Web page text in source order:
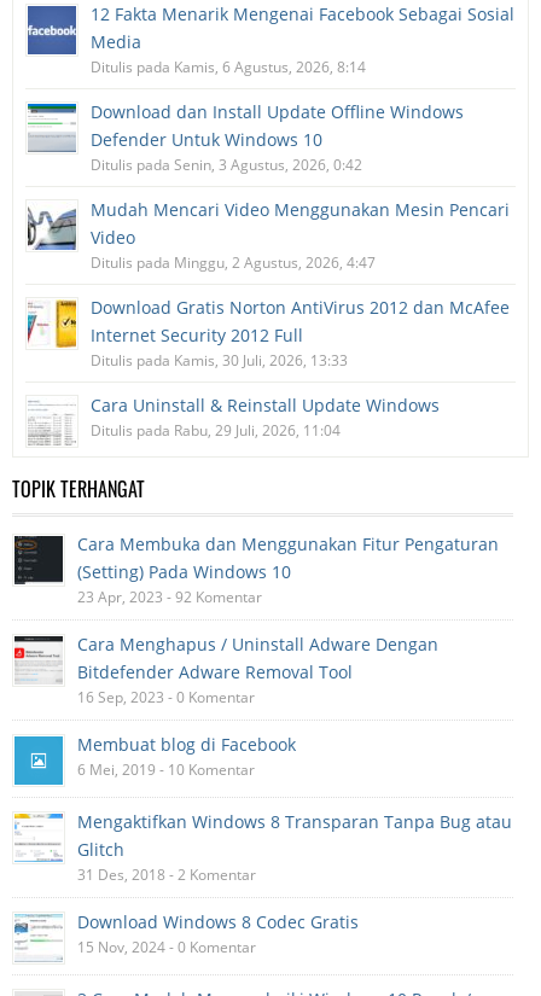
12 Fakta Menarik Mengenai Facebook Sebagai Sosial
Media
Ditulis pada Kamis, 6 Agustus, 2026, 8:14
Download dan Install Update Offline Windows
Defender Untuk Windows 10
Ditulis pada Senin, 3 Agustus, 2026, 0:42
Mudah Mencari Video Menggunakan Mesin Pencari
Video
Ditulis pada Minggu, 2 Agustus, 2026, 4:47
Download Gratis Norton AntiVirus 2012 dan McAfee
Internet Security 2012 Full
Ditulis pada Kamis, 30 Juli, 2026, 13:33
Cara Uninstall & Reinstall Update Windows
Ditulis pada Rabu, 29 Juli, 2026, 11:04
TOPIK TERHANGAT
Cara Membuka dan Menggunakan Fitur Pengaturan
(Setting) Pada Windows 10
23 Apr, 2023 - 92 Komentar
Cara Menghapus / Uninstall Adware Dengan
Bitdefender Adware Removal Tool
16 Sep, 2023 - 0 Komentar
Membuat blog di Facebook
6 Mei, 2019 - 10 Komentar
Mengaktifkan Windows 8 Transparan Tanpa Bug atau
Glitch
31 Des, 2018 - 2 Komentar
Download Windows 8 Codec Gratis
15 Nov, 2024 - 0 Komentar